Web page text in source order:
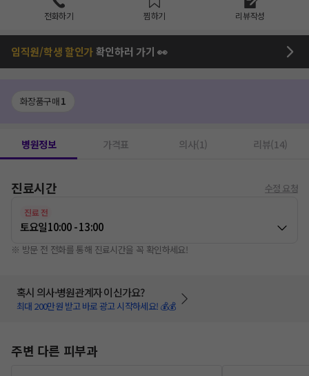
전화하기 찜하기 리뷰작성
임직원/학생 할인가확인하러 가기 👀
화장품구매1
병원정보 가격표 의사(1) 리뷰(14)
진료시간 수정 요청
진료 전
토요일10:00 - 13:00
※ 방문 전 전화를 통해 진료시간을 꼭 확인하세요!
혹시 의사·병원관계자 이신가요?
최대 200만원 받고 바로 광고 시작하세요! 💰💰
주변 다른 피부과